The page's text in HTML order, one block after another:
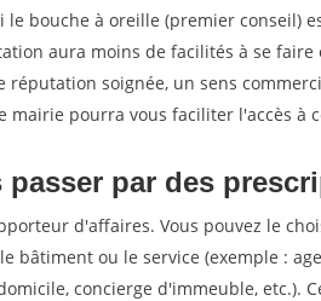
le bouche à oreille (premier conseil)
aura moins de facilités à se
réputation soignée, un sens
mairie pourra vous faciliter l'accès à
par des
d'affaires. Vous pouvez le
bâtiment ou le service (exemple :
concierge d'immeuble, etc.).